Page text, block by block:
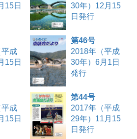
15日
30年）12月15
日発行
成
15日
第46号
2018年（平成
30年）6月1日
発行
成
15日
第44号
2017年（平成
29年）11月15
日発行